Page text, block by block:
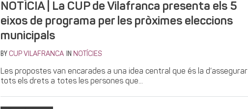
NOTÍCIA | La CUP de Vilafranca presenta els 5
eixos de programa per les pròximes eleccions
municipals
BY CUP VILAFRANCA IN NOTÍCIES
Les propostes van encarades a una idea central que és la d’assegurar
tots els drets a totes les persones que...